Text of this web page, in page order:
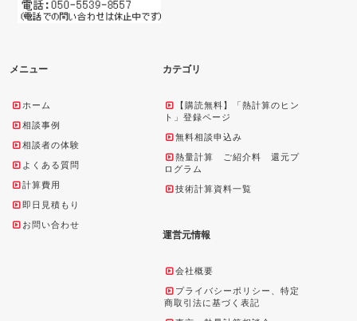
メニュー
ホーム
相談事例
相談者の体験
よくある質問
計算費用
即日見積もり
お問い合わせ
カテゴリ
【購読無料】「熱計算のヒン
ト」登録ページ
無料相談申込み
熱量計算 ご紹介料 還元プ
ログラム
技術計算資料一覧
運営元情報
会社概要
プライバシーポリシー、特定
商取引法に基づく表記